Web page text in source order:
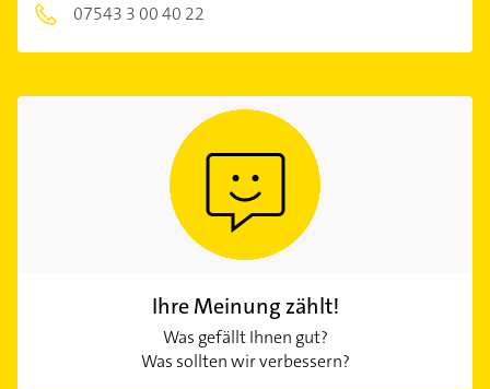
07543 3 00 40 22
Ihre Meinung zählt!
Was gefällt Ihnen gut?
Was sollten wir verbessern?